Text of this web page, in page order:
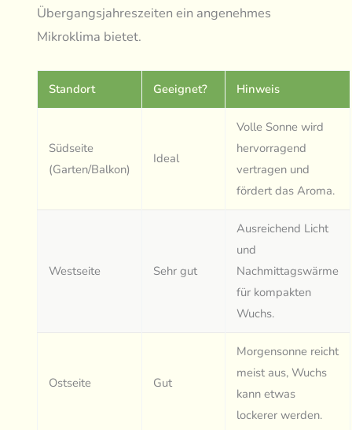
Übergangsjahreszeiten ein angenehmes
Mikroklima bietet.
Standort Geeignet? Hinweis
Südseite
(Garten/Balkon)
Ideal
Volle Sonne wird
hervorragend
vertragen und
fördert das Aroma.
Westseite Sehr gut
Ausreichend Licht
und
Nachmittagswärme
für kompakten
Wuchs.
Ostseite Gut
Morgensonne reicht
meist aus, Wuchs
kann etwas
lockerer werden.